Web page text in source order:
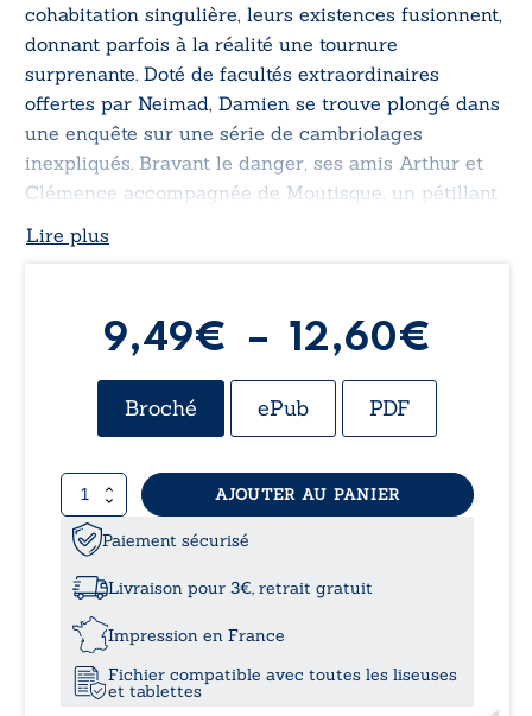
cohabitation singulière, leurs existences fusionnent,
donnant parfois à la réalité une tournure
surprenante. Doté de facultés extraordinaires
offertes par Neimad, Damien se trouve plongé dans
une enquête sur une série de cambriolages
inexpliqués. Bravant le danger, ses amis Arthur et
Clémence accompagnée de Moutisque, un pétillant
de la forêt de Montargis. Chaque piste levée les
Lire plus
9,49€ – 12,60€
de
Broché ePub PDF
quantité
de
Damien
son
double
AJOUTER AU PANIER
Paiement sécurisé
Livraison pour 3€, retrait gratuit
Impression en France
Fichier compatible avec toutes les liseuses
et tablettes